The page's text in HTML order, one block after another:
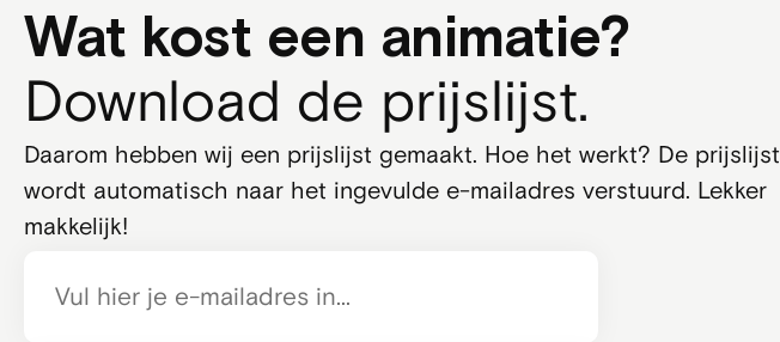
Wat kost een animatie?
Download de prijslijst.
Daarom hebben wij een prijslijst gemaakt. Hoe het werkt? De prijslijst
wordt automatisch naar het ingevulde e-mailadres verstuurd. Lekker
makkelijk!